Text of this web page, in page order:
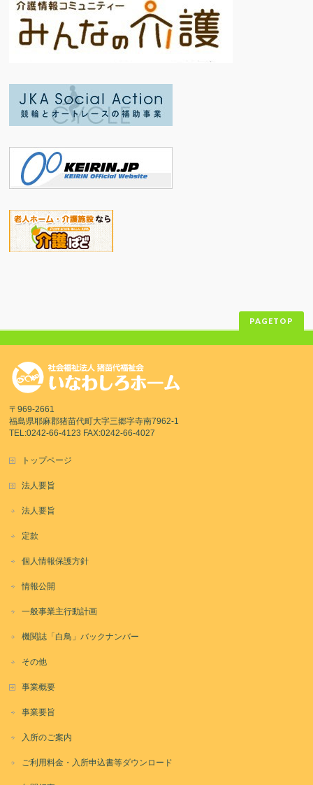
PAGETOP
〒969-2661
福島県耶麻郡猪苗代町大字三郷字寺南7962-1
TEL:0242-66-4123 FAX:0242-66-4027
トップページ
法人要旨
法人要旨
定款
個人情報保護方針
情報公開
一般事業主行動計画
機関誌「白鳥」バックナンバー
その他
事業概要
事業要旨
入所のご案内
ご利用料金・入所申込書等ダウンロード